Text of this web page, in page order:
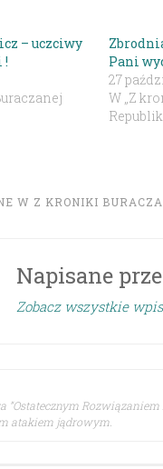
– uczciwy
!
Pani
27
W „Z
W Z KRONIKI
Napisane
Zobacz wszystkie
”Ostatecznym
atakiem jądrowym.